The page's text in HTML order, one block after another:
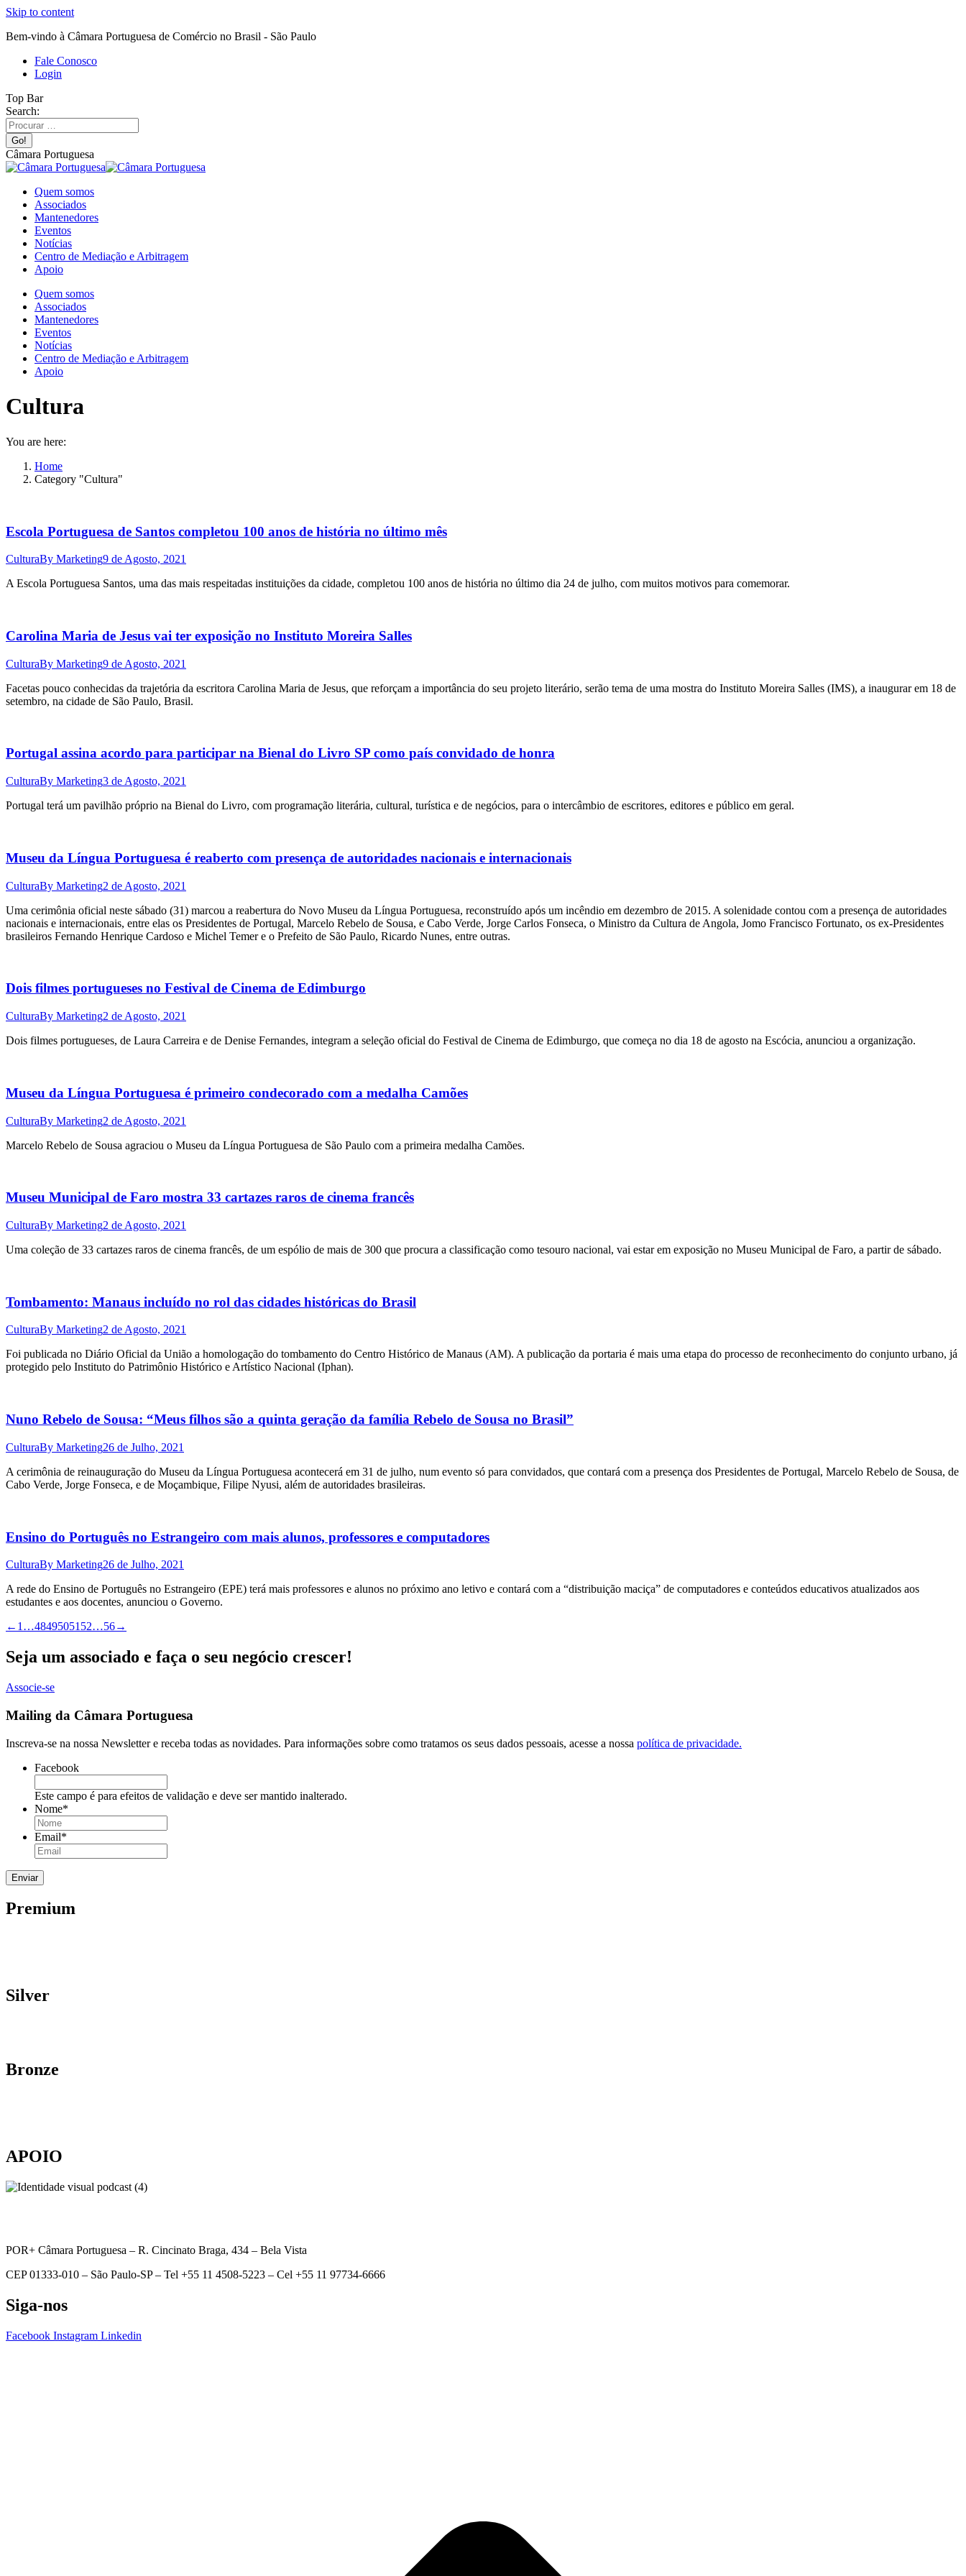
Skip to content
Bem-vindo à Câmara Portuguesa de Comércio no Brasil - São Paulo
Fale Conosco
Login
Top Bar
Search:
Câmara Portuguesa
Quem somos
Associados
Mantenedores
Eventos
Notícias
Centro de Mediação e Arbitragem
Apoio
Quem somos
Associados
Mantenedores
Eventos
Notícias
Centro de Mediação e Arbitragem
Apoio
Cultura
You are here:
Home
Category "Cultura"
Escola Portuguesa de Santos completou 100 anos de história no último mês
CulturaBy Marketing9 de Agosto, 2021
A Escola Portuguesa Santos, uma das mais respeitadas instituições da cidade, completou 100 anos de história no último dia 24 de julho, com muitos motivos para comemorar.
Carolina Maria de Jesus vai ter exposição no Instituto Moreira Salles
CulturaBy Marketing9 de Agosto, 2021
Facetas pouco conhecidas da trajetória da escritora Carolina Maria de Jesus, que reforçam a importância do seu projeto literário, serão tema de uma mostra do Instituto Moreira Salles (IMS), a inaugurar em 18 de
setembro, na cidade de São Paulo, Brasil.
Portugal assina acordo para participar na Bienal do Livro SP como país convidado de honra
CulturaBy Marketing3 de Agosto, 2021
Portugal terá um pavilhão próprio na Bienal do Livro, com programação literária, cultural, turística e de negócios, para o intercâmbio de escritores, editores e público em geral.
Museu da Língua Portuguesa é reaberto com presença de autoridades nacionais e internacionais
CulturaBy Marketing2 de Agosto, 2021
Uma cerimônia oficial neste sábado (31) marcou a reabertura do Novo Museu da Língua Portuguesa, reconstruído após um incêndio em dezembro de 2015. A solenidade contou com a presença de autoridades
nacionais e internacionais, entre elas os Presidentes de Portugal, Marcelo Rebelo de Sousa, e Cabo Verde, Jorge Carlos Fonseca, o Ministro da Cultura de Angola, Jomo Francisco Fortunato, os ex-Presidentes
brasileiros Fernando Henrique Cardoso e Michel Temer e o Prefeito de São Paulo, Ricardo Nunes, entre outras.
Dois filmes portugueses no Festival de Cinema de Edimburgo
CulturaBy Marketing2 de Agosto, 2021
Dois filmes portugueses, de Laura Carreira e de Denise Fernandes, integram a seleção oficial do Festival de Cinema de Edimburgo, que começa no dia 18 de agosto na Escócia, anunciou a organização.
Museu da Língua Portuguesa é primeiro condecorado com a medalha Camões
CulturaBy Marketing2 de Agosto, 2021
Marcelo Rebelo de Sousa agraciou o Museu da Língua Portuguesa de São Paulo com a primeira medalha Camões.
Museu Municipal de Faro mostra 33 cartazes raros de cinema francês
CulturaBy Marketing2 de Agosto, 2021
Uma coleção de 33 cartazes raros de cinema francês, de um espólio de mais de 300 que procura a classificação como tesouro nacional, vai estar em exposição no Museu Municipal de Faro, a partir de sábado.
Tombamento: Manaus incluído no rol das cidades históricas do Brasil
CulturaBy Marketing2 de Agosto, 2021
Foi publicada no Diário Oficial da União a homologação do tombamento do Centro Histórico de Manaus (AM). A publicação da portaria é mais uma etapa do processo de reconhecimento do conjunto urbano, já
protegido pelo Instituto do Patrimônio Histórico e Artístico Nacional (Iphan).
Nuno Rebelo de Sousa: “Meus filhos são a quinta geração da família Rebelo de Sousa no Brasil”
CulturaBy Marketing26 de Julho, 2021
A cerimônia de reinauguração do Museu da Língua Portuguesa acontecerá em 31 de julho, num evento só para convidados, que contará com a presença dos Presidentes de Portugal, Marcelo Rebelo de Sousa, de
Cabo Verde, Jorge Fonseca, e de Moçambique, Filipe Nyusi, além de autoridades brasileiras.
Ensino do Português no Estrangeiro com mais alunos, professores e computadores
CulturaBy Marketing26 de Julho, 2021
A rede do Ensino de Português no Estrangeiro (EPE) terá mais professores e alunos no próximo ano letivo e contará com a “distribuição maciça” de computadores e conteúdos educativos atualizados aos
estudantes e aos docentes, anunciou o Governo.
← 1 …48495051 52…56→
Seja um associado e faça o seu negócio crescer!
Associe-se
Mailing da Câmara Portuguesa
Inscreva-se na nossa Newsletter e receba todas as novidades. Para informações sobre como tratamos os seus dados pessoais, acesse a nossa política de privacidade.
Facebook
Este campo é para efeitos de validação e deve ser mantido inalterado.
Nome*
Email*
Premium
Silver
Bronze
APOIO
POR+ Câmara Portuguesa – R. Cincinato Braga, 434 – Bela Vista
CEP 01333-010 – São Paulo-SP – Tel +55 11 4508-5223 – Cel +55 11 97734-6666
Siga-nos
Facebook Instagram Linkedin